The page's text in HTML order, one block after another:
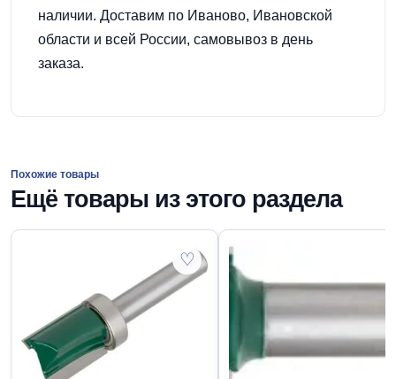
наличии. Доставим по Иваново, Ивановской
области и всей России, самовывоз в день
заказа.
Похожие товары
Ещё товары из этого раздела
♡